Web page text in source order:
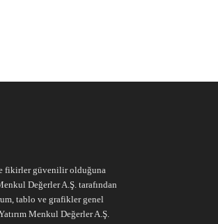
fikirler güvenilir olduğuna
Değerler A.Ş. tarafından
tablo ve grafikler genel
Menkul Değerler A.Ş.